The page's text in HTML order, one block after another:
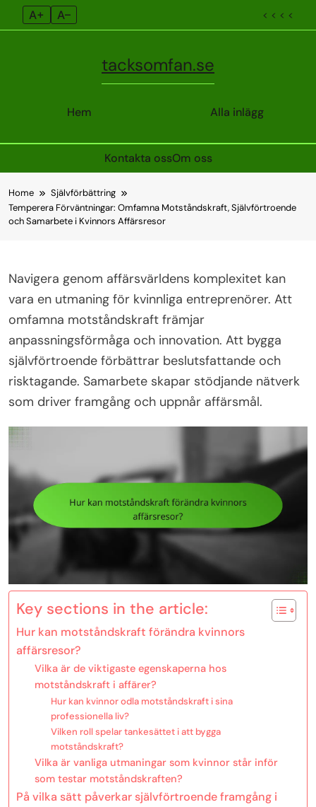
A+ A– < < < <
Hem
tacksomfan.se
Alla inlägg
Kontakta ossOm oss
to
content
Home
Självförbättring
Temperera Förväntningar: Omfamna Motståndskraft, Självförtroende
och Samarbete i Kvinnors Affärsresor
Navigera genom affärsvärldens komplexitet kan
vara en utmaning för kvinnliga entreprenörer. Att
omfamna motståndskraft främjar
anpassningsförmåga och innovation. Att bygga
självförtroende förbättrar beslutsfattande och
risktagande. Samarbete skapar stödjande nätverk
som driver framgång och uppnår affärsmål.
Key sections in the article:
Hur kan motståndskraft förändra kvinnors
affärsresor?
Vilka är de viktigaste egenskaperna hos
motståndskraft i affärer?
Hur kan kvinnor odla motståndskraft i sina
professionella liv?
Vilken roll spelar tankesättet i att bygga
motståndskraft?
Vilka är vanliga utmaningar som kvinnor står inför
som testar motståndskraften?
På vilka sätt påverkar självförtroende framgång i